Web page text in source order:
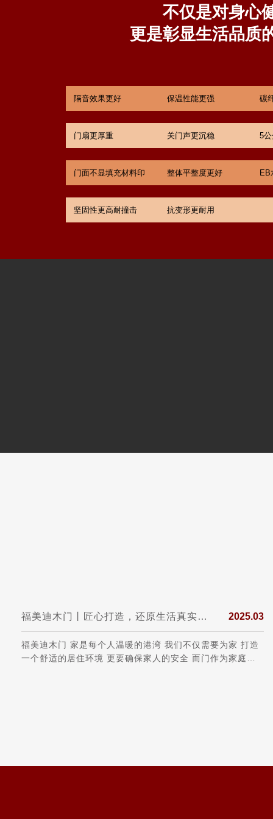
不仅是对身心
更是彰显生活品质
隔音效果更好 保温性能更强 碳
门扇更厚重 关门声更沉稳 5
门面不显填充材料印 整体平整度更好 EB
坚固性更高耐撞击 抗变形更耐用
福美迪木门丨匠心打造，还原生活真实的本质 2025.03
福美迪木门 家是每个人温暖的港湾 我们不仅需要为家 打造
一个舒适的居住环境 更要确保家人的安全 而门作为家庭的